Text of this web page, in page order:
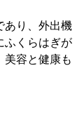
あり、外出機
ふくらはぎが
美容と健康も